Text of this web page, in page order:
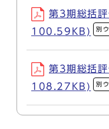
第3期総括
100.59KB)
別
第3期総括
108.27KB)
別